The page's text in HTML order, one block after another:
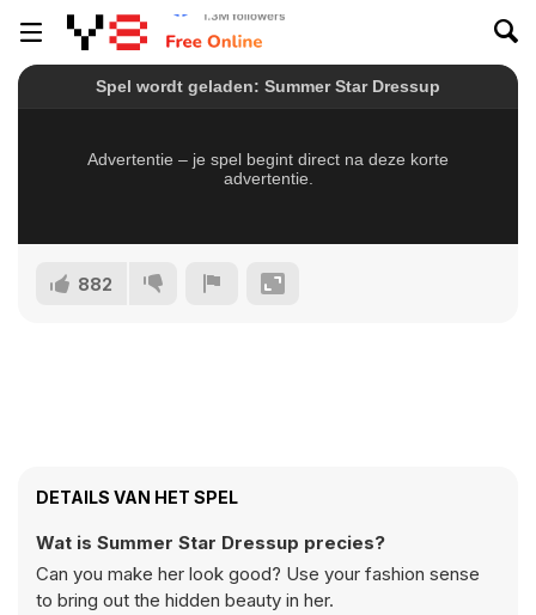
882
DETAILS VAN HET SPEL
Wat is Summer Star Dressup precies?
Can you make her look good? Use your fashion sense
to bring out the hidden beauty in her.